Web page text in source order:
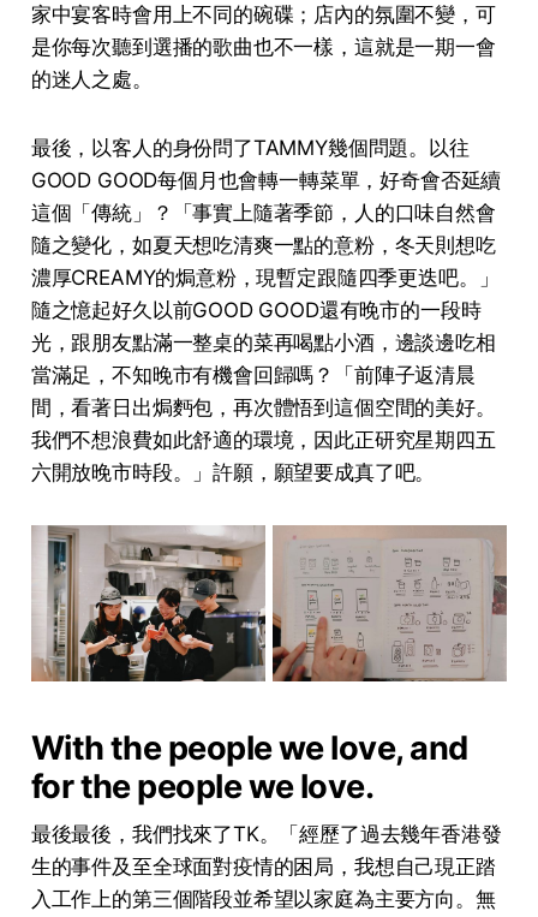
家中宴客時會用上不同的碗碟；店內的氛圍不變，可
是你每次聽到選播的歌曲也不一樣，這就是一期一會
的迷人之處。
最後，以客⼈的⾝份問了TAMMY幾個問題。以往
GOOD GOOD每個⽉也會轉⼀轉菜單，好奇會否延續
這個「傳統」？「事實上隨著季節，⼈的⼝味⾃然會
隨之變化，如夏天想吃清爽⼀點的意粉，冬天則想吃
濃厚CREAMY的焗意粉，現暫定跟隨四季更迭吧。」
隨之憶起好久以前GOOD GOOD還有晚市的一段時
光，跟朋友點滿一整桌的菜再喝點小酒，邊談邊吃相
當滿足，不知晚市有機會回歸嗎？「前陣子返清晨
間，看著日出焗麪包，再次體悟到這個空間的美好。
我們不想浪費如此舒適的環境，因此正研究星期四五
六開放晚市時段。」許願，願望要成真了吧。
With the people we love, and
for the people we love.
最後最後，我們找來了TK。「經歷了過去幾年香港發
生的事件及至全球面對疫情的困局，我想自己現正踏
入工作上的第三個階段並希望以家庭為主要方向。無